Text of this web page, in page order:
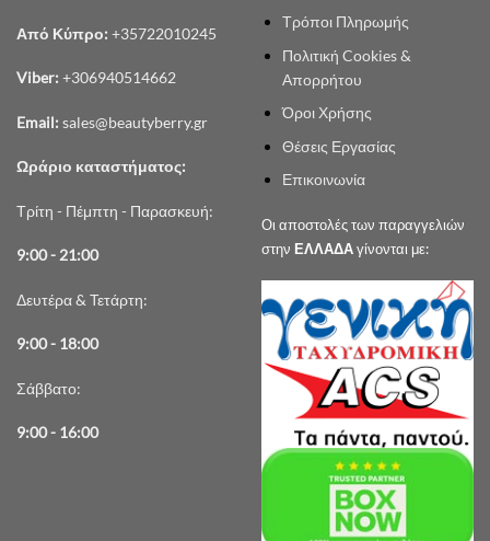
Από Κύπρο: +35722010245
Viber: +306940514662
Email: sales@beautyberry.gr
Ωράριο καταστήματος:
Τρίτη - Πέμπτη - Παρασκευή:
9:00 - 21:00
Δευτέρα & Τετάρτη:
9:00 - 18:00
Σάββατο:
9:00 - 16:00
Τρόποι Πληρωμής
Πολιτική Cookies &
Απορρήτου
Όροι Χρήσης
Θέσεις Εργασίας
Επικοινωνία
Οι αποστολές των παραγγελιών
στην ΕΛΛΑΔΑγίνονται με: